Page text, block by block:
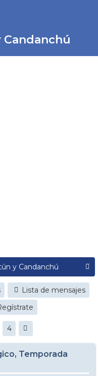
Candanchú
Lista de mensajes
4
Temporada